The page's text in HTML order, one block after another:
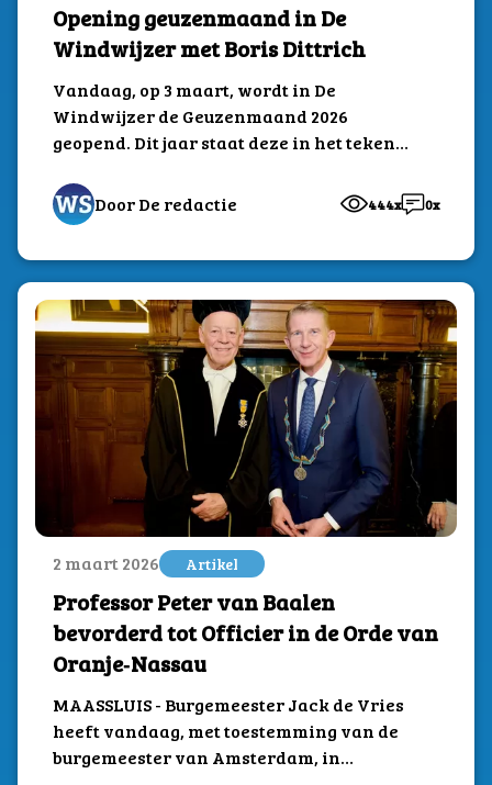
Opening geuzenmaand in De
Windwijzer met Boris Dittrich
Vandaag, op 3 maart, wordt in De
Windwijzer de Geuzenmaand 2026
geopend. Dit jaar staat deze in het teken
Door De redactie
444x 0x
2 maart 2026 Artikel
Professor Peter van Baalen
bevorderd tot Officier in de Orde van
Oranje‑Nassau
MAASSLUIS - Burgemeester Jack de Vries
heeft vandaag, met toestemming van de
burgemeester van Amsterdam, in